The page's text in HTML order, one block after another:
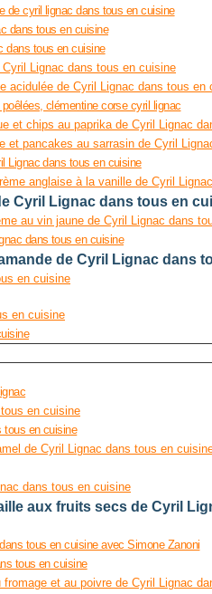
de cyril lignac dans tous en cuisine
dans tous en cuisine
dans tous en cuisine
Lignac dans tous en cuisine
acidulée de Cyril Lignac dans tous en
clémentine corse cyril lignac
et chips au paprika de Cyril Lignac
pancakes au sarrasin de Cyril
Lignac dans tous en cuisine
anglaise à la vanille de Cyril Lignac
Cyril Lignac dans tous en
au vin jaune de Cyril Lignac dans
dans tous en cuisine
de Cyril Lignac dans
en cuisine
en cuisine
en cuisine
tous en cuisine
de Cyril Lignac dans tous en
dans tous en cuisine
aux fruits secs de Cyril
tous en cuisine avec Simone Zanoni
tous en cuisine
et au poivre de Cyril Lignac